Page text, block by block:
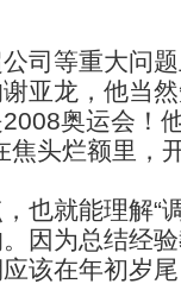
司等重大问
亚龙，他当
奥运会！
焦头烂额里，
就能理解“
。因为总结经
该在年初岁